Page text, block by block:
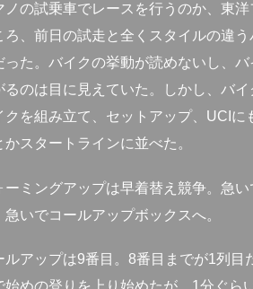
ノの試乗車でレースを行うのか、東
ろ、前日の試走と全くスタイルの違
った。バイクの挙動が読めないし、
るのは目に見えていた。しかし、バ
クを組み立て、セットアップ、UCI
かスタートラインに並べた。
ーミングアップは早着替え競争。急
急いでコールアップボックスへ。
ルアップは9番目。8番目までが1列
始めの登りを上り始めたが、1分ぐら